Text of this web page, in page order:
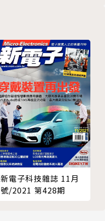
新電子科技雜誌 11月
號/2021 第428期